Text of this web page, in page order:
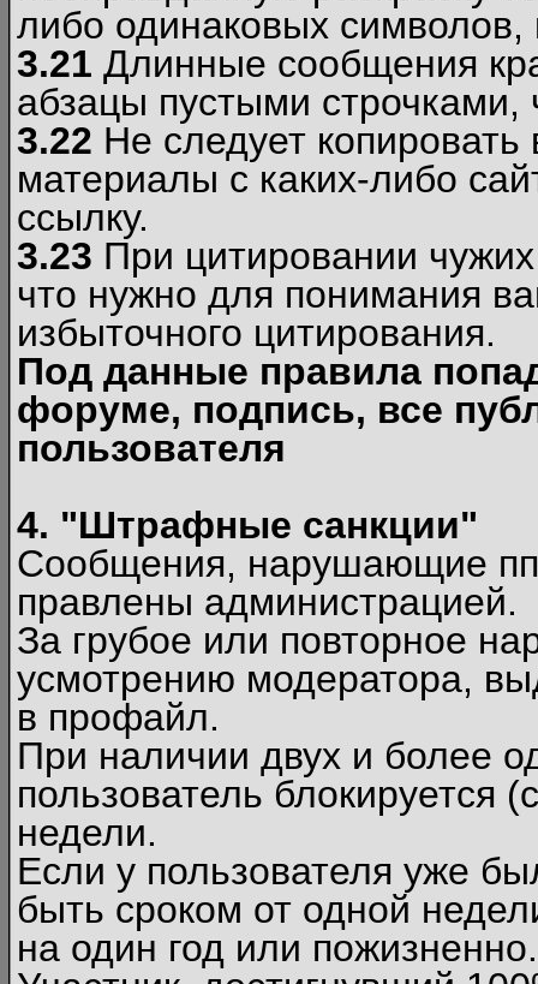
либо одинаковых
3.21 Длинные сообщения
абзацы пустыми
3.22 Не следует
материалы c каких-либо
ссылку.
3.23 При цитировании
что нужно для понимания
избыточного цитирования.
Под данные правила
форуме, подпись, все
пользователя
4. "Штрафные санкции"
Сообщения, нарушающие
правлены администрацией.
За грубое или повторное
усмотрению модератора,
в профайл.
При наличии двух и более
пользователь блокируется
недели.
Если у пользователя уже
быть сроком от одной
на один год или пожизненно.